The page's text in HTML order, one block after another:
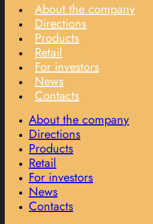
About the company
Directions
Products
Retail
For investors
News
Contacts
About the company
Directions
Products
Retail
For investors
News
Contacts